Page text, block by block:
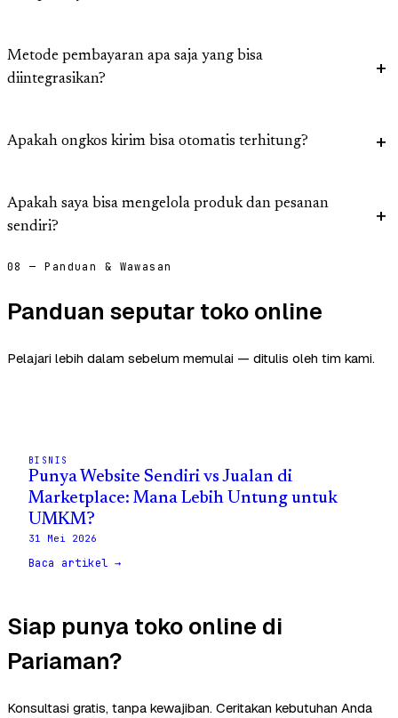
Metode pembayaran apa saja yang bisa
diintegrasikan?
Apakah ongkos kirim bisa otomatis terhitung?
Apakah saya bisa mengelola produk dan pesanan
sendiri?
08 — Panduan & Wawasan
Panduan seputar toko online
Pelajari lebih dalam sebelum memulai — ditulis oleh tim kami.
BISNIS
Punya Website Sendiri vs Jualan di
Marketplace: Mana Lebih Untung untuk
UMKM?
31 Mei 2026
Baca artikel →
Siap punya toko online di
Pariaman?
Konsultasi gratis, tanpa kewajiban. Ceritakan kebutuhan Anda